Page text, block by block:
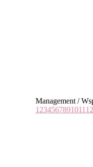
Management /
1 234567891011 12